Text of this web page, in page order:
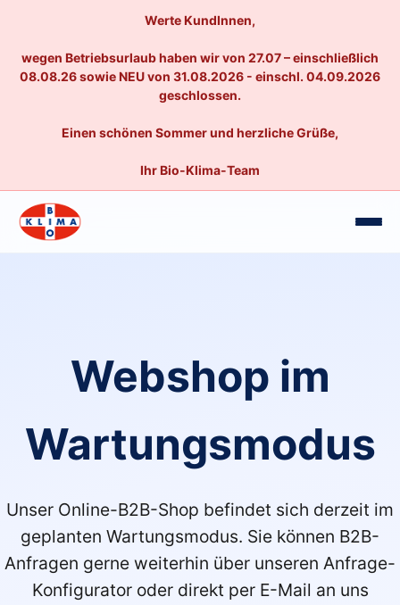
Werte KundInnen,
wegen Betriebsurlaub haben wir von 27.07 – einschließlich
08.08.26 sowie NEU von 31.08.2026 - einschl. 04.09.2026
geschlossen.
Einen schönen Sommer und herzliche Grüße,
Ihr Bio-Klima-Team
Webshop im
Wartungsmodus
Unser Online-B2B-Shop befindet sich derzeit im
geplanten Wartungsmodus. Sie können B2B-
Anfragen gerne weiterhin über unseren Anfrage-
Konfigurator oder direkt per E-Mail an uns